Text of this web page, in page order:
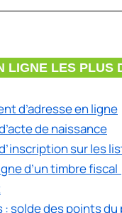
LIGNE LES PLUS
d’adresse en ligne
de naissance
sur les
d’un timbre
solde des points du